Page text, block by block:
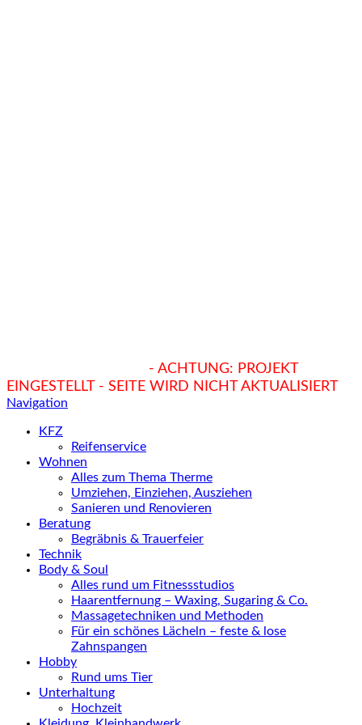
- ACHTUNG: PROJEKT
EINGESTELLT - SEITE WIRD NICHT AKTUALISIERT
Navigation
KFZ
Reifenservice
Wohnen
Alles zum Thema Therme
Umziehen, Einziehen, Ausziehen
Sanieren und Renovieren
Beratung
Begräbnis & Trauerfeier
Technik
Body & Soul
Alles rund um Fitnessstudios
Haarentfernung – Waxing, Sugaring & Co.
Massagetechniken und Methoden
Für ein schönes Lächeln – feste & lose
Zahnspangen
Hobby
Rund ums Tier
Unterhaltung
Hochzeit